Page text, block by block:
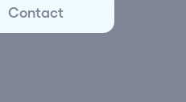
Contact